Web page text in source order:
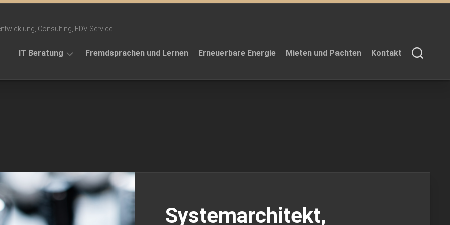
Consulting, EDV Service
IT Beratung Fremdsprachen und Lernen Erneuerbare Energie Mieten und Pachten Kontakt
Systemarchitekt,